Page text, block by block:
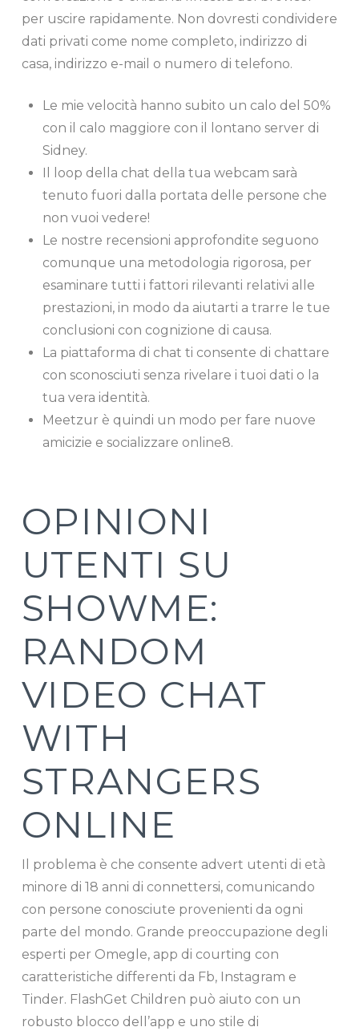
per uscire rapidamente. Non dovresti condividere
dati privati come nome completo, indirizzo di
casa, indirizzo e-mail o numero di telefono.
Le mie velocità hanno subito un calo del 50%
con il calo maggiore con il lontano server di
Sidney.
Il loop della chat della tua webcam sarà
tenuto fuori dalla portata delle persone che
non vuoi vedere!
Le nostre recensioni approfondite seguono
comunque una metodologia rigorosa, per
esaminare tutti i fattori rilevanti relativi alle
prestazioni, in modo da aiutarti a trarre le tue
conclusioni con cognizione di causa.
La piattaforma di chat ti consente di chattare
con sconosciuti senza rivelare i tuoi dati o la
tua vera identità.
Meetzur è quindi un modo per fare nuove
amicizie e socializzare online8.
OPINIONI
UTENTI SU
SHOWME:
RANDOM
VIDEO CHAT
WITH
STRANGERS
ONLINE
Il problema è che consente advert utenti di età
minore di 18 anni di connettersi, comunicando
con persone conosciute provenienti da ogni
parte del mondo. Grande preoccupazione degli
esperti per Omegle, app di courting con
caratteristiche differenti da Fb, Instagram e
Tinder. FlashGet Children può aiuto con un
robusto blocco dell’app e uno stile di